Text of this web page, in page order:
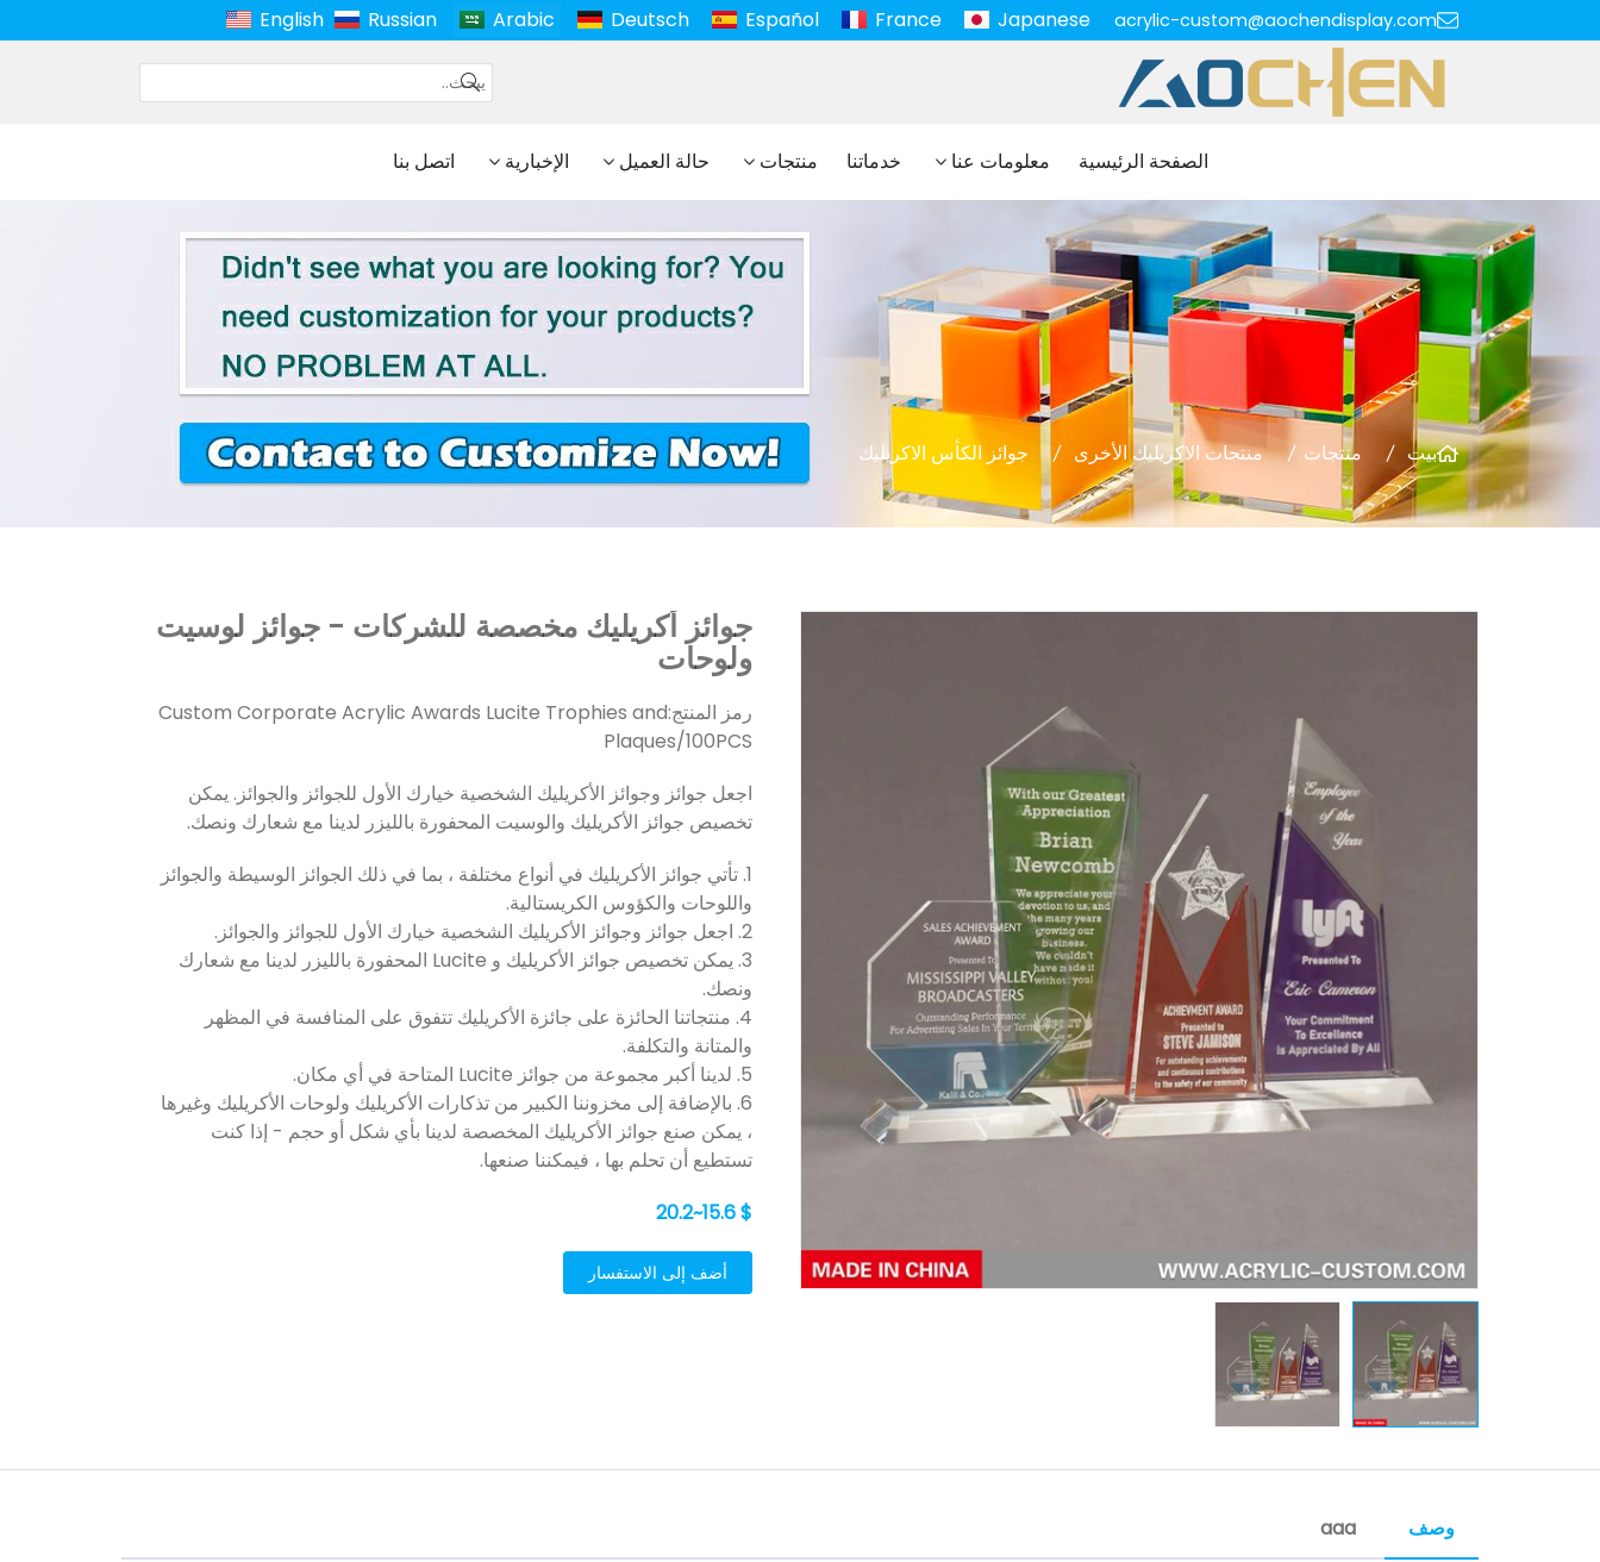
acrylic-custom@aochendisplay.com
English Russian Arabic Deutsch Español France Japanese
الصفحة الرئيسية معلومات عنا خدماتنا منتجات حالة العميل الإخبارية اتصل بنا
بيت منتجات منتجات الاكريليك الأخرى جوائز الكأس الاكريليك
جوائز أكريليك مخصصة للشركات - جوائز لوسيت
ولوحات
رمز المنتج:Custom Corporate Acrylic Awards Lucite Trophies and
Plaques/100PCS
اجعل جوائز وجوائز الأكريليك الشخصية خيارك الأول للجوائز والجوائز. يمكن
تخصيص جوائز الأكريليك والوسيت المحفورة بالليزر لدينا مع شعارك ونصك.
1. تأتي جوائز الأكريليك في أنواع مختلفة ، بما في ذلك الجوائز الوسيطة والجوائز
واللوحات والكؤوس الكريستالية.
2. اجعل جوائز وجوائز الأكريليك الشخصية خيارك الأول للجوائز والجوائز.
3. يمكن تخصيص جوائز الأكريليك و Lucite المحفورة بالليزر لدينا مع شعارك
ونصك.
4. منتجاتنا الحائزة على جائزة الأكريليك تتفوق على المنافسة في المظهر
والمتانة والتكلفة.
5. لدينا أكبر مجموعة من جوائز Lucite المتاحة في أي مكان.
6. بالإضافة إلى مخزوننا الكبير من تذكارات الأكريليك ولوحات الأكريليك وغيرها
، يمكن صنع جوائز الأكريليك المخصصة لدينا بأي شكل أو حجم - إذا كنت
تستطيع أن تحلم بها ، فيمكننا صنعها.
$ 15.6~20.2
أضف إلى الاستفسار
وصف aaa